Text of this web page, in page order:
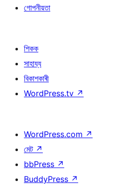
গোপনীয়তা
শিকক
সাহায্য
বিকাশকাৰী
WordPress.tv ↗
WordPress.com ↗
মেট ↗
bbPress ↗
BuddyPress ↗